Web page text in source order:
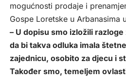
mogućnosti prodaje i
Gospe Loretske u Arbanasima
– U dopisu smo izložili
da bi takva odluka imala
zajednicu, osobito za djecu i
Također smo, temeljem